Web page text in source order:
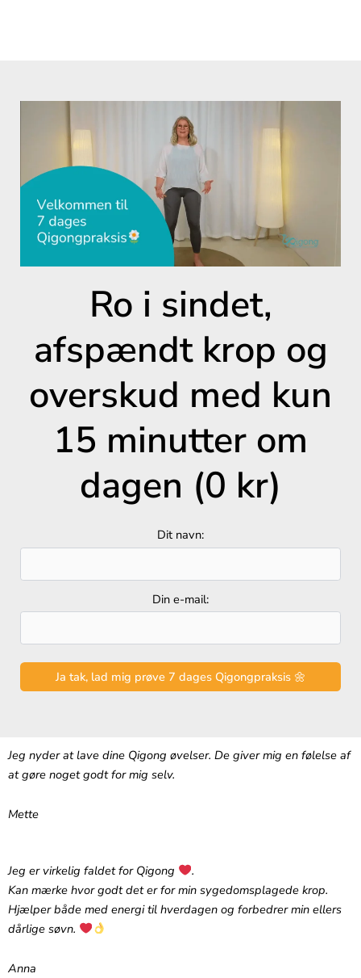
Ro i sindet,
afspændt krop og
overskud med kun
15 minutter om
dagen (0 kr)
Dit navn:
Din e-mail:
Jeg nyder at lave dine Qigong øvelser. De giver mig en følelse af
at gøre noget godt for mig selv.
Mette
Jeg er virkelig faldet for Qigong
.‬
‪Kan mærke hvor godt det er for min sygedomsplagede krop.
Hjælper både med energi til hverdagen og forbedrer min ellers
dårlige søvn.
Anna